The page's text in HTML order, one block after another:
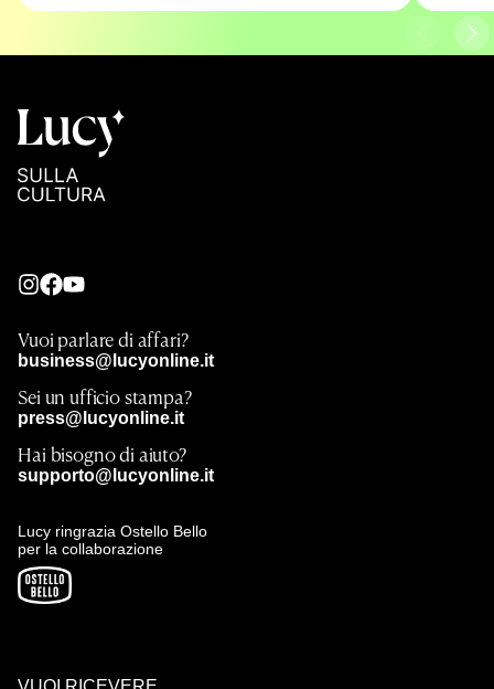
Vuoi parlare di affari?
business@lucyonline.it
Sei un ufficio stampa?
press@lucyonline.it
Hai bisogno di aiuto?
supporto@lucyonline.it
Lucy ringrazia Ostello Bello
per la collaborazione